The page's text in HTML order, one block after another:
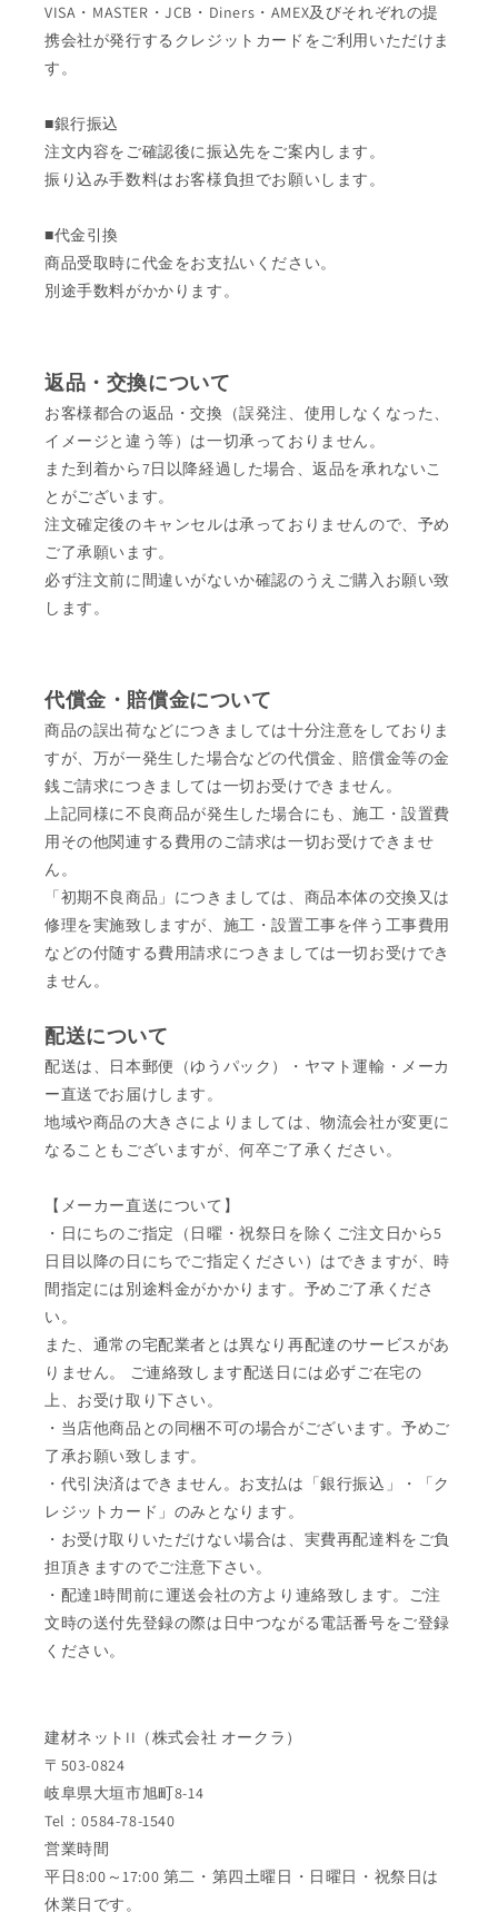
VISA・MASTER・JCB・Diners・AMEX及びそれぞれの提
携会社が発行するクレジットカードをご利用いただけま
す。
■銀行振込
注文内容をご確認後に振込先をご案内します。
振り込み手数料はお客様負担でお願いします。
■代金引換
商品受取時に代金をお支払いください。
別途手数料がかかります。
返品・交換について
お客様都合の返品・交換（誤発注、使用しなくなった、
イメージと違う等）は一切承っておりません。
また到着から7日以降経過した場合、返品を承れないこ
とがございます。
注文確定後のキャンセルは承っておりませんので、予め
ご了承願います。
必ず注文前に間違いがないか確認のうえご購入お願い致
します。
代償金・賠償金について
商品の誤出荷などにつきましては十分注意をしておりま
すが、万が一発生した場合などの代償金、賠償金等の金
銭ご請求につきましては一切お受けできません。
上記同様に不良商品が発生した場合にも、施工・設置費
用その他関連する費用のご請求は一切お受けできませ
ん。
「初期不良商品」につきましては、商品本体の交換又は
修理を実施致しますが、施工・設置工事を伴う工事費用
などの付随する費用請求につきましては一切お受けでき
ません。
配送について
配送は、日本郵便（ゆうパック）・ヤマト運輸・メーカ
ー直送でお届けします。
地域や商品の大きさによりましては、物流会社が変更に
なることもございますが、何卒ご了承ください。
【メーカー直送について】
・日にちのご指定（日曜・祝祭日を除くご注文日から5
日目以降の日にちでご指定ください）はできますが、時
間指定には別途料金がかかります。予めご了承くださ
い。
また、通常の宅配業者とは異なり再配達のサービスがあ
りません。 ご連絡致します配送日には必ずご在宅の
上、お受け取り下さい。
・当店他商品との同梱不可の場合がございます。予めご
了承お願い致します。
・代引決済はできません。お支払は「銀行振込」・「ク
レジットカード」のみとなります。
・お受け取りいただけない場合は、実費再配達料をご負
担頂きますのでご注意下さい。
・配達1時間前に運送会社の方より連絡致します。ご注
文時の送付先登録の際は日中つながる電話番号をご登録
ください。
建材ネットII（株式会社 オークラ）
〒503-0824
岐阜県大垣市旭町8-14
Tel：0584-78-1540
営業時間
平日8:00～17:00 第二・第四土曜日・日曜日・祝祭日は
休業日です。